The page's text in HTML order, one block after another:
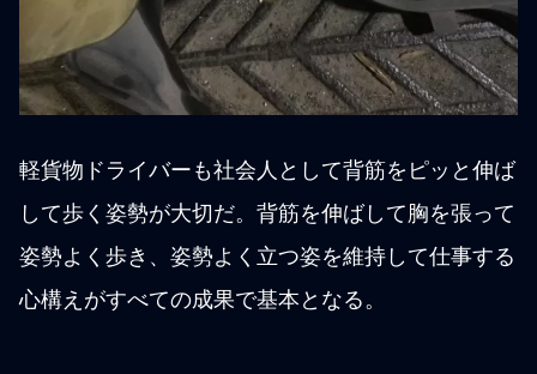
軽貨物ドライバーも社会人として背筋をピッと伸ば
して歩く姿勢が大切だ。背筋を伸ばして胸を張って
姿勢よく歩き、姿勢よく立つ姿を維持して仕事する
心構えがすべての成果で基本となる。